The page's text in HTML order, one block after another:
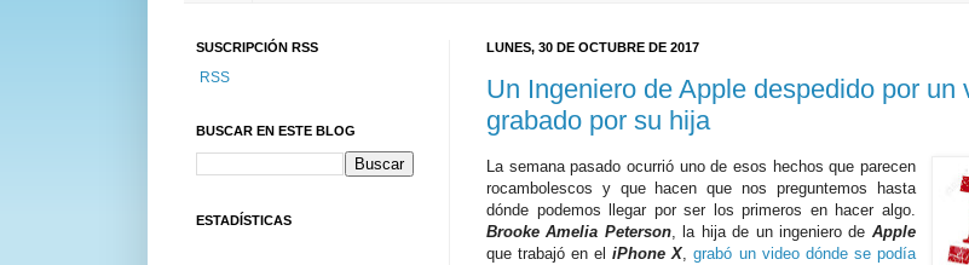
LUNES, 30 DE OCTUBRE DE 2017
Un Ingeniero de Apple despedido por un
grabado por su hija
La semana pasado ocurrió uno de esos hechos que parecen
rocambolescos y que hacen que nos preguntemos hasta
dónde podemos llegar por ser los primeros en hacer algo.
Brooke Amelia Peterson, la hija de un ingeniero de Apple
que trabajó en eliPhone X,grabó un video dónde se podía
SUSCRIPCIÓN RSS
RSS
BUSCAR EN ESTE BLOG
ESTADÍSTICAS